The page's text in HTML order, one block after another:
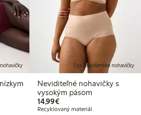
3 za 2 na dámske nohavičky
Neviditeľné nohavičky s
vysokým pásom
14,99€14,99 €
Recyklovaný materiál